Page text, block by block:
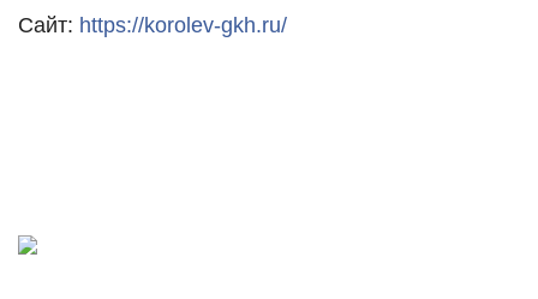
Сайт: https://korolev-gkh.ru/